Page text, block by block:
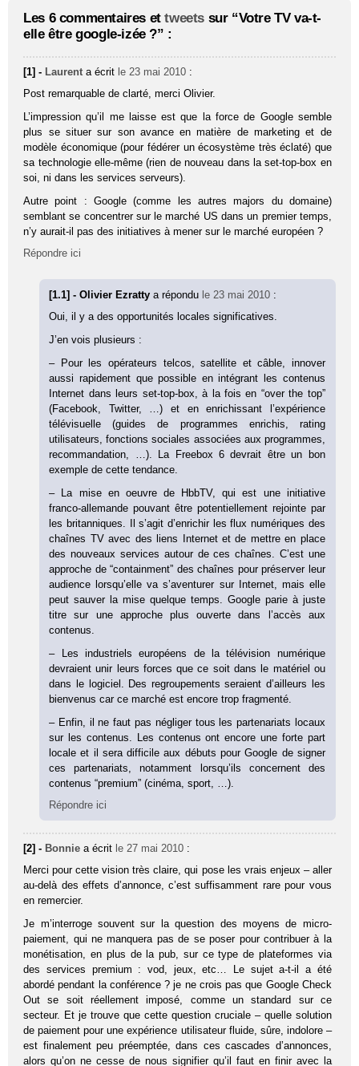
Les 6 commentaires ettweets sur “Votre TV va-t-
elle être google-izée ?” :
[1] - Laurent a écrit le 23 mai 2010 :
Post remarquable de clarté, merci Olivier.
L’impression qu’il me laisse est que la force de Google semble
plus se situer sur son avance en matière de marketing et de
modèle économique (pour fédérer un écosystème très éclaté) que
sa technologie elle-même (rien de nouveau dans la set-top-box en
soi, ni dans les services serveurs).
Autre point : Google (comme les autres majors du domaine)
semblant se concentrer sur le marché US dans un premier temps,
n’y aurait-il pas des initiatives à mener sur le marché européen ?
Répondre ici
[1.1] - Olivier Ezrattya répondu le 23 mai 2010 :
Oui, il y a des opportunités locales significatives.
J’en vois plusieurs :
– Pour les opérateurs telcos, satellite et câble, innover
aussi rapidement que possible en intégrant les contenus
Internet dans leurs set-top-box, à la fois en “over the top”
(Facebook, Twitter, …) et en enrichissant l’expérience
télévisuelle (guides de programmes enrichis, rating
utilisateurs, fonctions sociales associées aux programmes,
recommandation, …). La Freebox 6 devrait être un bon
exemple de cette tendance.
– La mise en oeuvre de HbbTV, qui est une initiative
franco-allemande pouvant être potentiellement rejointe par
les britanniques. Il s’agit d’enrichir les flux numériques des
chaînes TV avec des liens Internet et de mettre en place
des nouveaux services autour de ces chaînes. C’est une
approche de “containment” des chaînes pour préserver leur
audience lorsqu’elle va s’aventurer sur Internet, mais elle
peut sauver la mise quelque temps. Google parie à juste
titre sur une approche plus ouverte dans l’accès aux
contenus.
– Les industriels européens de la télévision numérique
devraient unir leurs forces que ce soit dans le matériel ou
dans le logiciel. Des regroupements seraient d’ailleurs les
bienvenus car ce marché est encore trop fragmenté.
– Enfin, il ne faut pas négliger tous les partenariats locaux
sur les contenus. Les contenus ont encore une forte part
locale et il sera difficile aux débuts pour Google de signer
ces partenariats, notamment lorsqu’ils concernent des
contenus “premium” (cinéma, sport, …).
Répondre ici
[2] - Bonnie a écrit le 27 mai 2010 :
Merci pour cette vision très claire, qui pose les vrais enjeux – aller
au-delà des effets d’annonce, c’est suffisamment rare pour vous
en remercier.
Je m’interroge souvent sur la question des moyens de micro-
paiement, qui ne manquera pas de se poser pour contribuer à la
monétisation, en plus de la pub, sur ce type de plateformes via
des services premium : vod, jeux, etc… Le sujet a-t-il a été
abordé pendant la conférence ? je ne crois pas que Google Check
Out se soit réellement imposé, comme un standard sur ce
secteur. Et je trouve que cette question cruciale – quelle solution
de paiement pour une expérience utilisateur fluide, sûre, indolore –
est finalement peu préemptée, dans ces cascades d’annonces,
alors qu’on ne cesse de nous signifier qu’il faut en finir avec la